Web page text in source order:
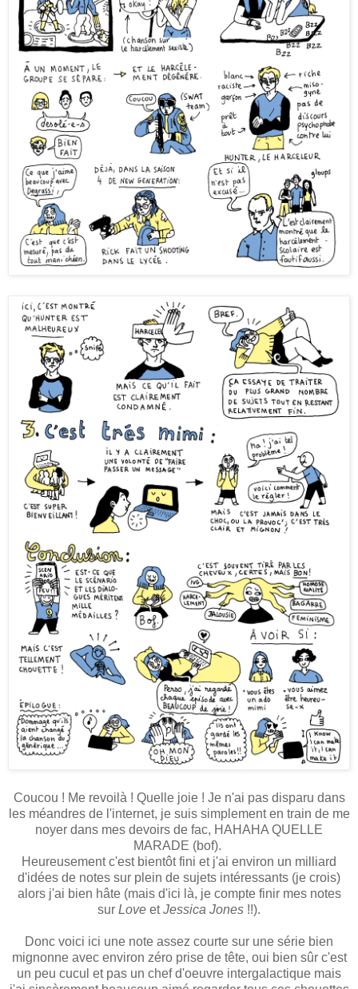
Coucou ! Me revoilà ! Quelle joie ! Je n'ai pas disparu dans
les méandres de l'internet, je suis simplement en train de me
noyer dans mes devoirs de fac, HAHAHA QUELLE
MARADE (bof).
Heureusement c'est bientôt fini et j'ai environ un milliard
d'idées de notes sur plein de sujets intéressants (je crois)
alors j'ai bien hâte (mais d'ici là, je compte finir mes notes
sur Love etJessica Jones !!).
Donc voici ici une note assez courte sur une série bien
mignonne avec environ zéro prise de tête, oui bien sûr c'est
un peu cucul et pas un chef d'oeuvre intergalactique mais